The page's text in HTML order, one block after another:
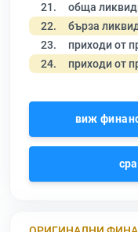
21. обща
22. бърза
23. приходи от
24. приходи от
виж